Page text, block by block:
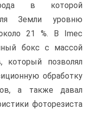
в которой
Земли уровню
21 %. В Imec
бокс с массой
который позволял
обработку
а также давал
фоторезиста